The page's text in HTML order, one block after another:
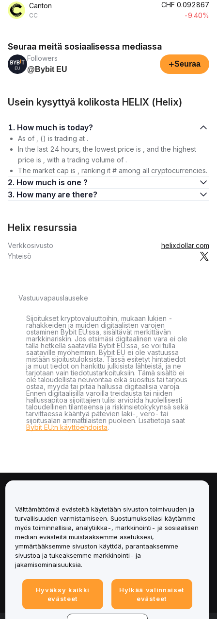
Canton
CC
CHF 0.092867
-9.40%
Seuraa meitä sosiaalisessa mediassa
Followers
@Bybit EU
+Seuraa
Usein kysyttyä kolikosta HELIX (Helix)
1. How much is today?
As of , () is trading at .
In the last 24 hours, the lowest price is , and the highest
price is , with a trading volume of .
The market cap is , ranking it # among all cryptocurrencies.
2. How much is one ?
3. How many are there?
Helix resurssia
Verkkosivusto
helixdollar.com
Yhteisö
Vastuuvapauslauseke
Sijoitukset kryptovaluuttoihin, mukaan lukien -
rahakkeiden ja muiden digitaalisten varojen
ostaminen Bybit EU:ssa, sisältävät merkittävän
markkinariskin. Jos etsimäsi digitaalinen vara ei ole
tällä hetkellä saatavilla Bybit EU:ssa, se voi tulla
saataville myöhemmin. Bybit EU ei ole vastuussa
mistään sijoitustuloksista. Tässä esitetyt hintatiedot
ja muut tiedot on hankittu julkisista lähteistä, ja ne
tarjotaan vain tiedotustarkoituksiin. Tämä sisältö ei
ole taloudellista neuvontaa eikä suositus tai tarjous
ostaa, myydä tai pitää hallussa digitaalisia varoja.
Ennen digitaalisilla varoilla treidausta tai niiden
hallussapitoa sijoittajien tulisi arvioida huolellisesti
taloudellinen tilanteensa ja riskinsietokykynsä sekä
tarvittaessa kääntyä pätevien laki-, vero- tai
sijoitusalan ammattilaisten puoleen. Lisätietoja saat
Bybit EU:n käyttöehdoista.
Palvelut
Tuki
Tuotteet
Lakiasiat
Välttämättömiä evästeitä käytetään sivuston toimivuuden ja
turvallisuuden varmistamiseen. Suostumuksellasi käytämme
myös toiminnallisia, analytiikka-, markkinointi- ja sosiaalisen
median evästeitä muistaaksemme asetuksesi,
ymmärtääksemme sivuston käyttöä, parantaaksemme
sivustoa ja tukeaksemme markkinointi- ja
jakamisominaisuuksia.
Hyväksy kaikki
evästeet
Hylkää valinnaiset
evästeet